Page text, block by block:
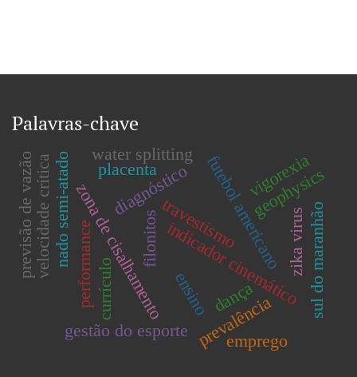
Palavras-chave
zona de cisalhamentoindicador cinemático
filonitos
dança
ensino
nado semi-atado
velocidade crítica performance futebol americano
diagnóstico
gestão do esporte
geophysics
travestismo
previsão de vazão
currículo sul do maranhão
prevalência
water splitting
emprego
vigorexia
zika virus
placenta